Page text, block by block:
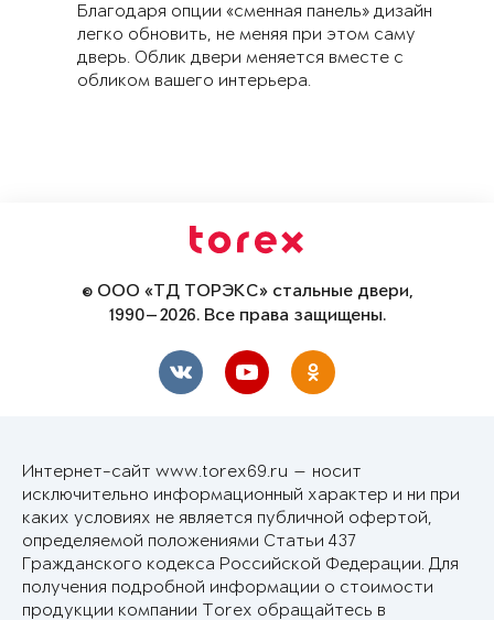
Благодаря опции «сменная панель» дизайн
легко обновить, не меняя при этом саму
дверь. Облик двери меняется вместе с
обликом вашего интерьера.
© ООО «ТД ТОРЭКС» стальные двери,
1990—2026. Все права защищены.
Интернет-сайт www.torex69.ru — носит
исключительно информационный характер и ни при
каких условиях не является публичной офертой,
определяемой положениями Статьи 437
Гражданского кодекса Российской Федерации. Для
получения подробной информации о стоимости
продукции компании Torex обращайтесь в